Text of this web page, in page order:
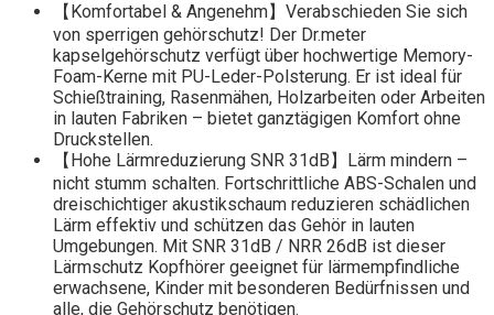
【Komfortabel & Angenehm】Verabschieden Sie sich
von sperrigen gehörschutz! Der Dr.meter
kapselgehörschutz verfügt über hochwertige Memory-
Foam-Kerne mit PU-Leder-Polsterung. Er ist ideal für
Schießtraining, Rasenmähen, Holzarbeiten oder Arbeiten
in lauten Fabriken – bietet ganztägigen Komfort ohne
Druckstellen.
【Hohe Lärmreduzierung SNR 31dB】Lärm mindern –
nicht stumm schalten. Fortschrittliche ABS-Schalen und
dreischichtiger akustikschaum reduzieren schädlichen
Lärm effektiv und schützen das Gehör in lauten
Umgebungen. Mit SNR 31dB / NRR 26dB ist dieser
Lärmschutz Kopfhörer geeignet für lärmempfindliche
erwachsene, Kinder mit besonderen Bedürfnissen und
alle, die Gehörschutz benötigen.